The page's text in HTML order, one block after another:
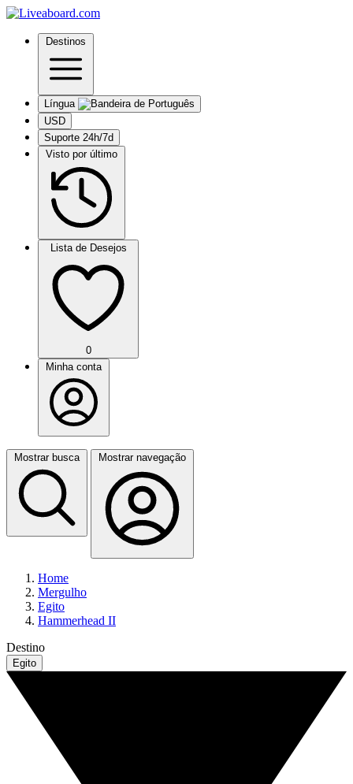
Destinos
Língua
USD
Suporte 24h/7d
Visto por último
Lista de Desejos
0
Minha conta
Mostrar busca Mostrar navegação
Home
Mergulho
Egito
Hammerhead II
Destino
Egito